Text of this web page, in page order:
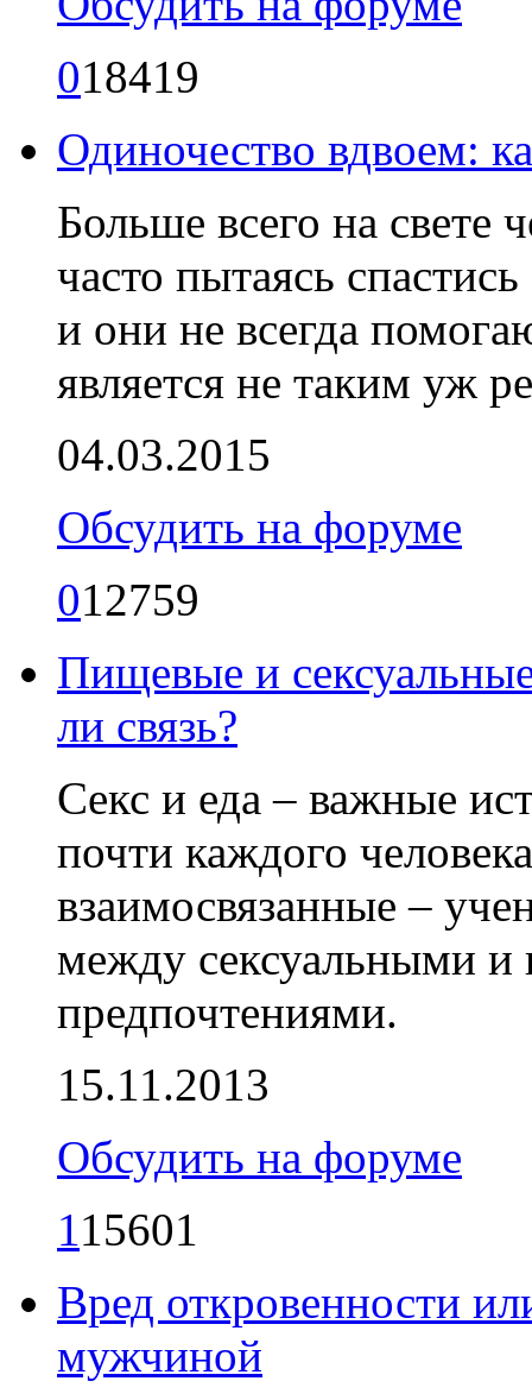
018419
Одиночество вдвоем:
Больше всего на свете
часто пытаясь
и они не всегда
является не таким уж
04.03.2015
Обсудить на форуме
012759
Пищевые и
ли связь?
Секс и еда – важные
почти каждого
взаимосвязанные –
между сексуальными
предпочтениями.
15.11.2013
Обсудить на форуме
115601
Вред откровенности
мужчиной